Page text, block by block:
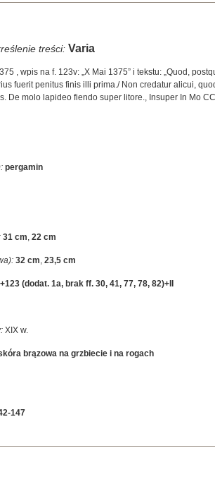
treści: Varia
, wpis na f. 123v: „X Mai 1375” i tekstu: „Quod,
fuerit penitus finis illi prima./ Non credatur alicui,
De molo lapideo fiendo super litore., Insuper In Mo
pergamin
31 cm, 22 cm
32 cm, 23,5 cm
II+123 (dodat. 1a, brak ff. 30, 41, 77, 78, 82)+II
XIX w.
brązowa na grzbiecie i na rogach
147